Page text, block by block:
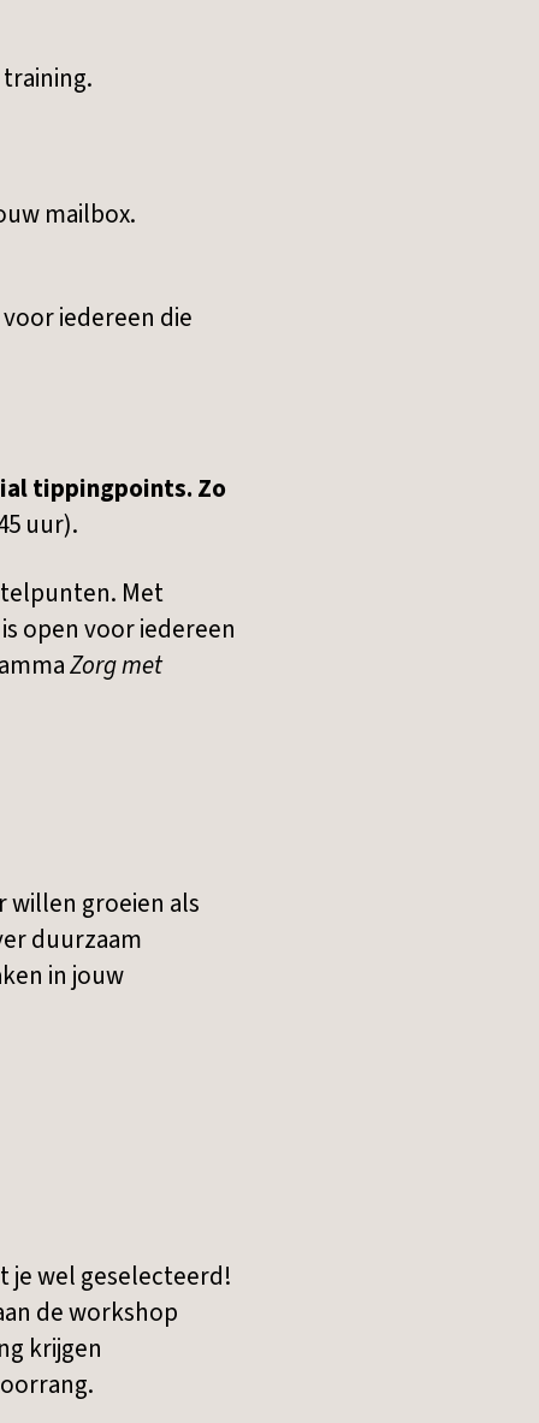
mailbox.
iedereen die
tippingpoints. Zo
uur).
Met
open voor iedereen
Zorg met
willen groeien als
duurzaam
in jouw
je wel geselecteerd!
de workshop
krijgen